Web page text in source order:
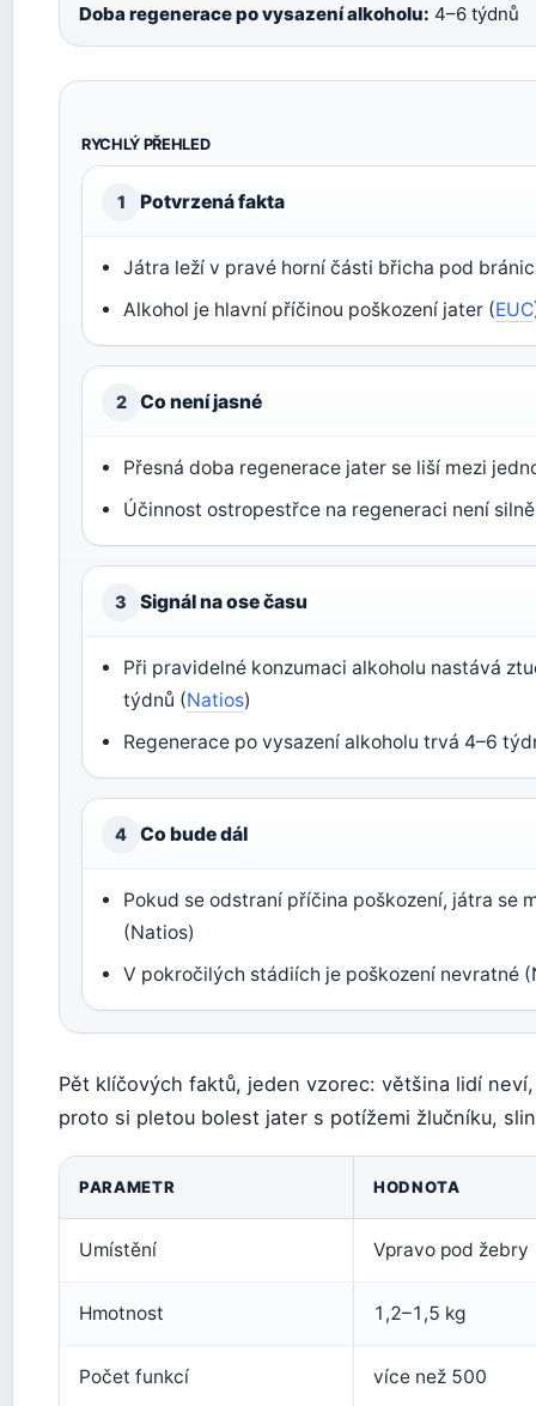
Doba regenerace po vysazení alkoholu: 4–6 týdnů
RYCHLÝ PŘEHLED
1 Potvrzená fakta
Játra leží v pravé horní části břicha pod
Alkohol je hlavní příčinou poškození jater (EUC
2 Co není jasné
Přesná doba regenerace jater se liší mezi
Účinnost ostropestřce na regeneraci není
3 Signál na ose času
Při pravidelné konzumaci alkoholu nastává
týdnů (Natios)
Regenerace po vysazení alkoholu trvá 4–6
4 Co bude dál
Pokud se odstraní příčina poškození, játra se
(Natios)
V pokročilých stádiích je poškození nevratné
Pět klíčových faktů, jeden vzorec: většina lidí
proto si pletou bolest jater s potížemi žlučníku,
PARAMETR HODNOTA
Umístění Vpravo pod žebry
Hmotnost 1,2–1,5 kg
Počet funkcí více než 500